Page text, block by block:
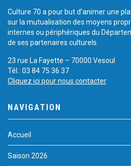
Culture 70 a pour but d’animer une
sur la mutualisation des moyens
internes ou périphériques du
de ses partenaires culturels.
23 rue La Fayette – 70000 Vesoul
Tél.: 03 84 75 36 37
Cliquez ici pour nous contacter
NAVIGATION
Accueil
Saison 2026